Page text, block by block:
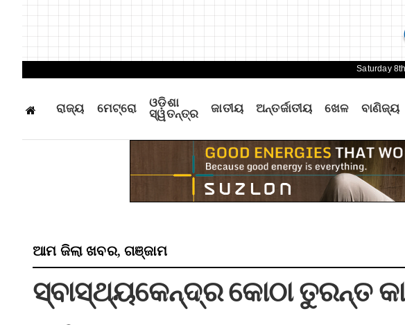
Saturday
ରାଜ୍ୟ ମେଟ୍ରୋ
ଓଡ଼ିଶା
ସ୍ୱତନ୍ତ୍ର
ଜାତୀୟ ଅନ୍ତର୍ଜାତୀୟ ଖେଳ ବାଣିଜ୍ୟ
ଆମ ଜିଲା ଖବର,ଗଞ୍ଜାମ
ସ୍ବାସ୍ଥ୍ୟକେନ୍ଦ୍ର କୋଠା ତୁରନ୍ତ